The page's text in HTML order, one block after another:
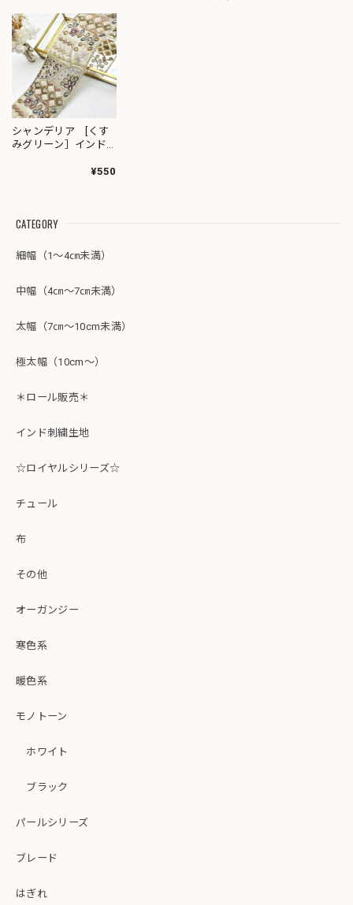
シャンデリア [くす
みグリーン］インド
¥550
CATEGORY
細幅（1～4㎝未満）
中幅（4㎝～7㎝未満）
太幅（7㎝～10cm未満）
極太幅（10cm～）
＊ロール販売＊
インド刺繍生地
☆ロイヤルシリーズ☆
チュール
布
その他
オーガンジー
寒色系
暖色系
モノトーン
ホワイト
ブラック
パールシリーズ
ブレード
はぎれ